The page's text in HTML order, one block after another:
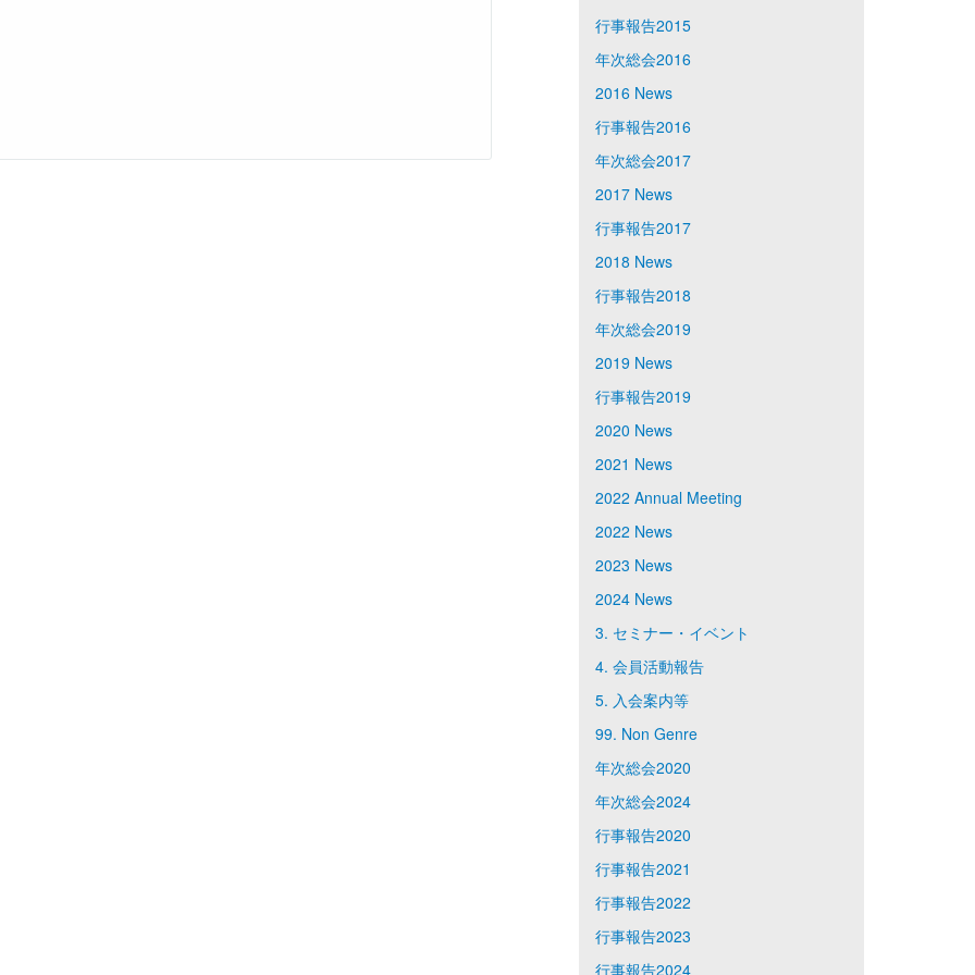
行事報告2015
年次総会2016
2016 News
行事報告2016
年次総会2017
2017 News
行事報告2017
2018 News
行事報告2018
年次総会2019
2019 News
行事報告2019
2020 News
2021 News
2022 Annual Meeting
2022 News
2023 News
2024 News
3. セミナー・イベント
4. 会員活動報告
5. 入会案内等
99. Non Genre
年次総会2020
年次総会2024
行事報告2020
行事報告2021
行事報告2022
行事報告2023
行事報告2024